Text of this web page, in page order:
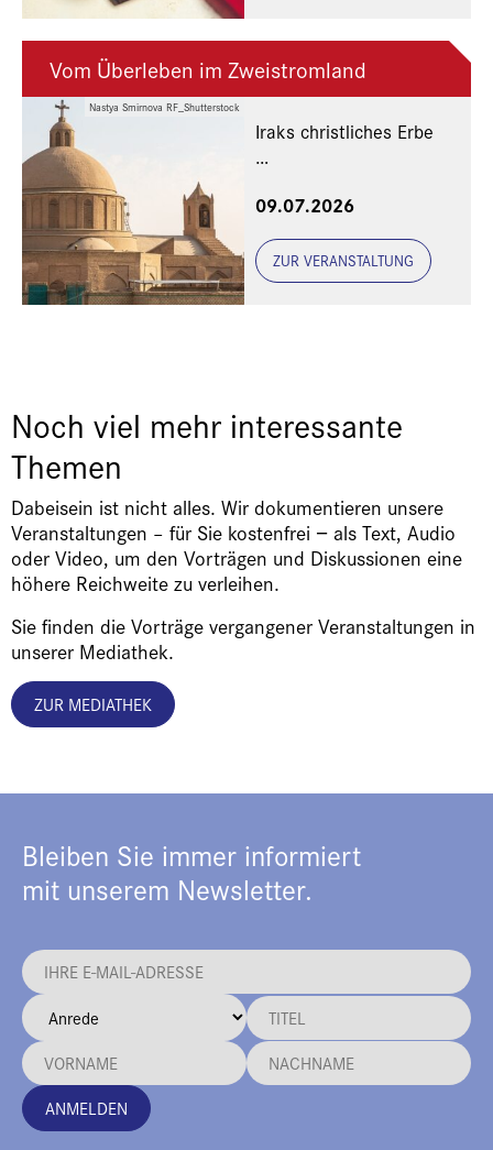
Nastya Smirnova RF_Shutterstock
Vom Überleben im Zweistromland
Iraks christliches Erbe
Freunde und Gönner
09.07.2026
ZUR VERANSTALTUNG
Noch viel mehr interessante
Themen
Dabeisein ist nicht alles. Wir dokumentieren unsere
Veranstaltungen – für Sie kostenfrei − als Text, Audio
oder Video, um den Vorträgen und Diskussionen eine
höhere Reichweite zu verleihen.
Sie finden die Vorträge vergangener Veranstaltungen in
unserer Mediathek.
ZUR MEDIATHEK
Bleiben Sie immer informiert
mit unserem Newsletter.
ANMELDEN